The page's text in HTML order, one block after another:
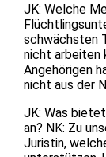
JK: Welche
schwächsten
nicht arbeiten
Angehörigen
nicht aus der
JK: Was
an? NK: Zu
Juristin,